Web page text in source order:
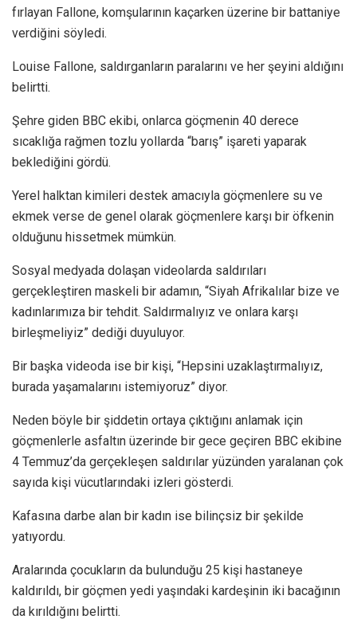
fırlayan Fallone, komşularının kaçarken üzerine bir battaniye
verdiğini söyledi.
Louise Fallone, saldırganların paralarını ve her şeyini aldığını
belirtti.
Şehre giden BBC ekibi, onlarca göçmenin 40 derece
sıcaklığa rağmen tozlu yollarda “barış” işareti yaparak
beklediğini gördü.
Yerel halktan kimileri destek amacıyla göçmenlere su ve
ekmek verse de genel olarak göçmenlere karşı bir öfkenin
olduğunu hissetmek mümkün.
Sosyal medyada dolaşan videolarda saldırıları
gerçekleştiren maskeli bir adamın, “Siyah Afrikalılar bize ve
kadınlarımıza bir tehdit. Saldırmalıyız ve onlara karşı
birleşmeliyiz” dediği duyuluyor.
Bir başka videoda ise bir kişi, “Hepsini uzaklaştırmalıyız,
burada yaşamalarını istemiyoruz” diyor.
Neden böyle bir şiddetin ortaya çıktığını anlamak için
göçmenlerle asfaltın üzerinde bir gece geçiren BBC ekibine
4 Temmuz’da gerçekleşen saldırılar yüzünden yaralanan çok
sayıda kişi vücutlarındaki izleri gösterdi.
Kafasına darbe alan bir kadın ise bilinçsiz bir şekilde
yatıyordu.
Aralarında çocukların da bulunduğu 25 kişi hastaneye
kaldırıldı, bir göçmen yedi yaşındaki kardeşinin iki bacağının
da kırıldığını belirtti.